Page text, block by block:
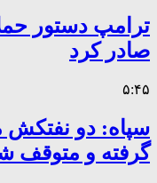
ترامپ دستور
صادر کرد
۵:۴۵
سپاه: دو نفتکش
گرفته و متوقف